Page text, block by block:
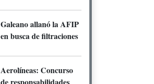
Galeano allanó la AFIP
en busca de filtraciones
Aerolíneas: Concurso